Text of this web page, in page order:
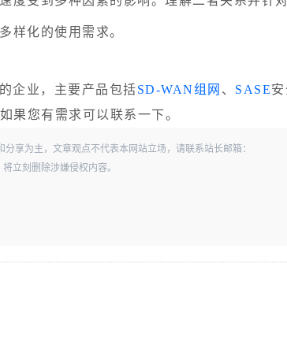
样化的使用需求。
企业，主要产品包括SD-WAN组网 、 SASE安
果您有需求可以联系一下。
享为主，文章观点不代表本网站立场，请联系站长邮箱：
立刻删除涉嫌侵权内容。